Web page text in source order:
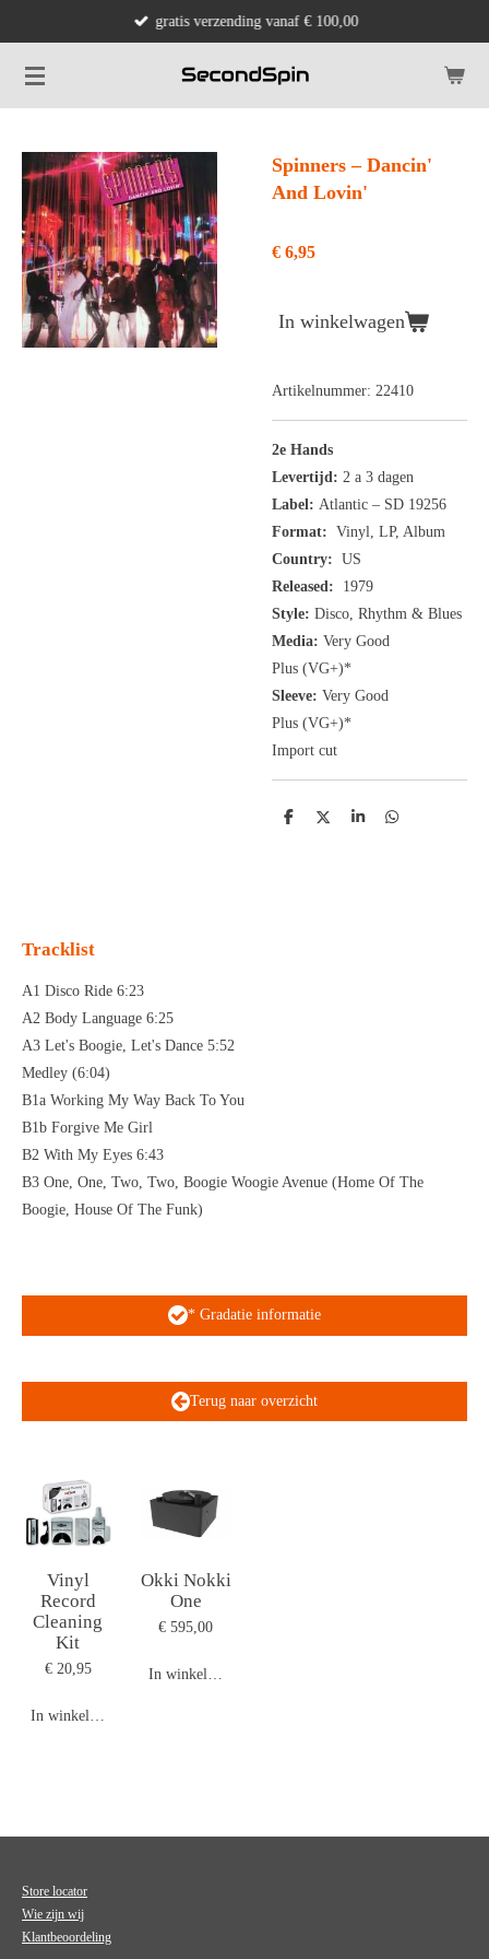
naar
de
gratis verzending vanaf € 100,00
Spinners ‎– Dancin'
And Lovin'
€ 6,95
In winkelwagen
Artikelnummer: 22410
2e Hands
Levertijd: 2 a 3 dagen
Label: Atlantic ‎– SD 19256
Format: Vinyl, LP, Album
Country: US
Released: 1979
Style: Disco, Rhythm & Blues
Media: Very Good
Plus (VG+)*
Sleeve: Very Good
Plus (VG+)*
Import cut
D
D
S
D
Tracklist
A1 Disco Ride 6:23
A2 Body Language 6:25
A3 Let's Boogie, Let's Dance 5:52
Medley (6:04)
B1a Working My Way Back To You
B1b Forgive Me Girl
B2 With My Eyes 6:43
B3 One, One, Two, Two, Boogie Woogie Avenue (Home Of The
Boogie, House Of The Funk)
* Gradatie informatie
Terug naar overzicht
Vinyl
Record
Cleaning
Kit
€ 20,95
In winkelwagen
Okki Nokki
One
€ 595,00
In winkelwagen
Store locator
Wie zijn wij
Klantbeoordeling